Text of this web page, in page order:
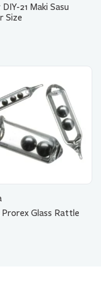
21 Maki Sasu
Size
Prorex Glass Rattle